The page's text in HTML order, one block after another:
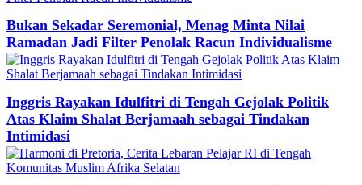
Bukan Sekadar Seremonial, Menag Minta Nilai
Ramadan Jadi Filter Penolak Racun Individualisme
Inggris Rayakan Idulfitri di Tengah Gejolak Politik
Atas Klaim Shalat Berjamaah sebagai Tindakan
Intimidasi